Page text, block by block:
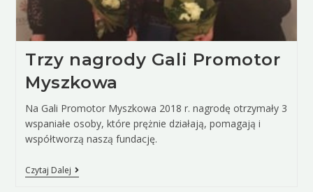
Trzy nagrody Gali Promotor
Myszkowa
Na Gali Promotor Myszkowa 2018 r. nagrodę otrzymały 3
wspaniałe osoby, które prężnie działają, pomagają i
współtworzą naszą fundację.
Czytaj Dalej